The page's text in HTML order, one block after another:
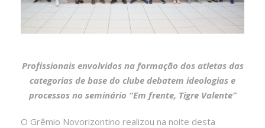
Profissionais envolvidos na formação dos atletas das
categorias de base do clube debatem ideologias e
processos no seminário “Em frente, Tigre Valente”
O Grêmio Novorizontino realizou na noite desta